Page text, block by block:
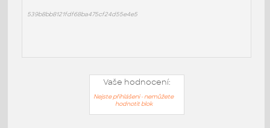
539b8bb8121fdf68ba475cf24d55e4e5
Vaše hodnocení:
Nejste přihlášeni - nemůžete
hodnotit blok